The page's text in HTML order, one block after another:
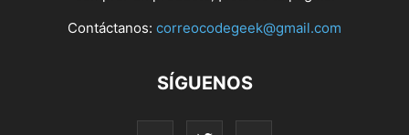
Contáctanos: correocodegeek@gmail.com
SÍGUENOS